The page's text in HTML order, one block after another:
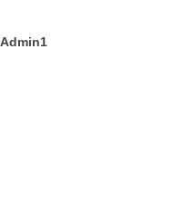
Admin1